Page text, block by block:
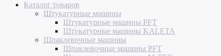
Каталог товаров
Штукатурные машины
Штукатурные машины PFT
Штукатурные машины KALETA
Шпаклевочные машины
Шпаклевочные машины PFT